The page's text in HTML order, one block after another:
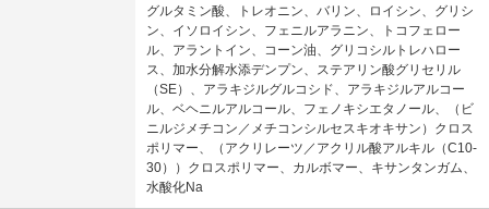
グルタミン酸、トレオニン、バリン、ロイシン、グリシ
ン、イソロイシン、フェニルアラニン、トコフェロー
ル、アラントイン、コーン油、グリコシルトレハロー
ス、加水分解水添デンプン、ステアリン酸グリセリル
（SE）、アラキジルグルコシド、アラキジルアルコー
ル、ベヘニルアルコール、フェノキシエタノール、（ビ
ニルジメチコン／メチコンシルセスキオキサン）クロス
ポリマー、（アクリレーツ／アクリル酸アルキル（C10-
30））クロスポリマー、カルボマー、キサンタンガム、
水酸化Na